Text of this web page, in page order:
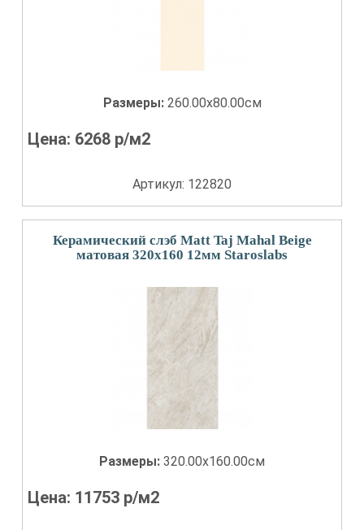
Размеры: 260.00x80.00см
Цена: 6268 р/м2
Артикул: 122820
Керамический слэб Matt Taj Mahal Beige
матовая 320x160 12мм Staroslabs
Размеры: 320.00x160.00см
Цена: 11753 р/м2